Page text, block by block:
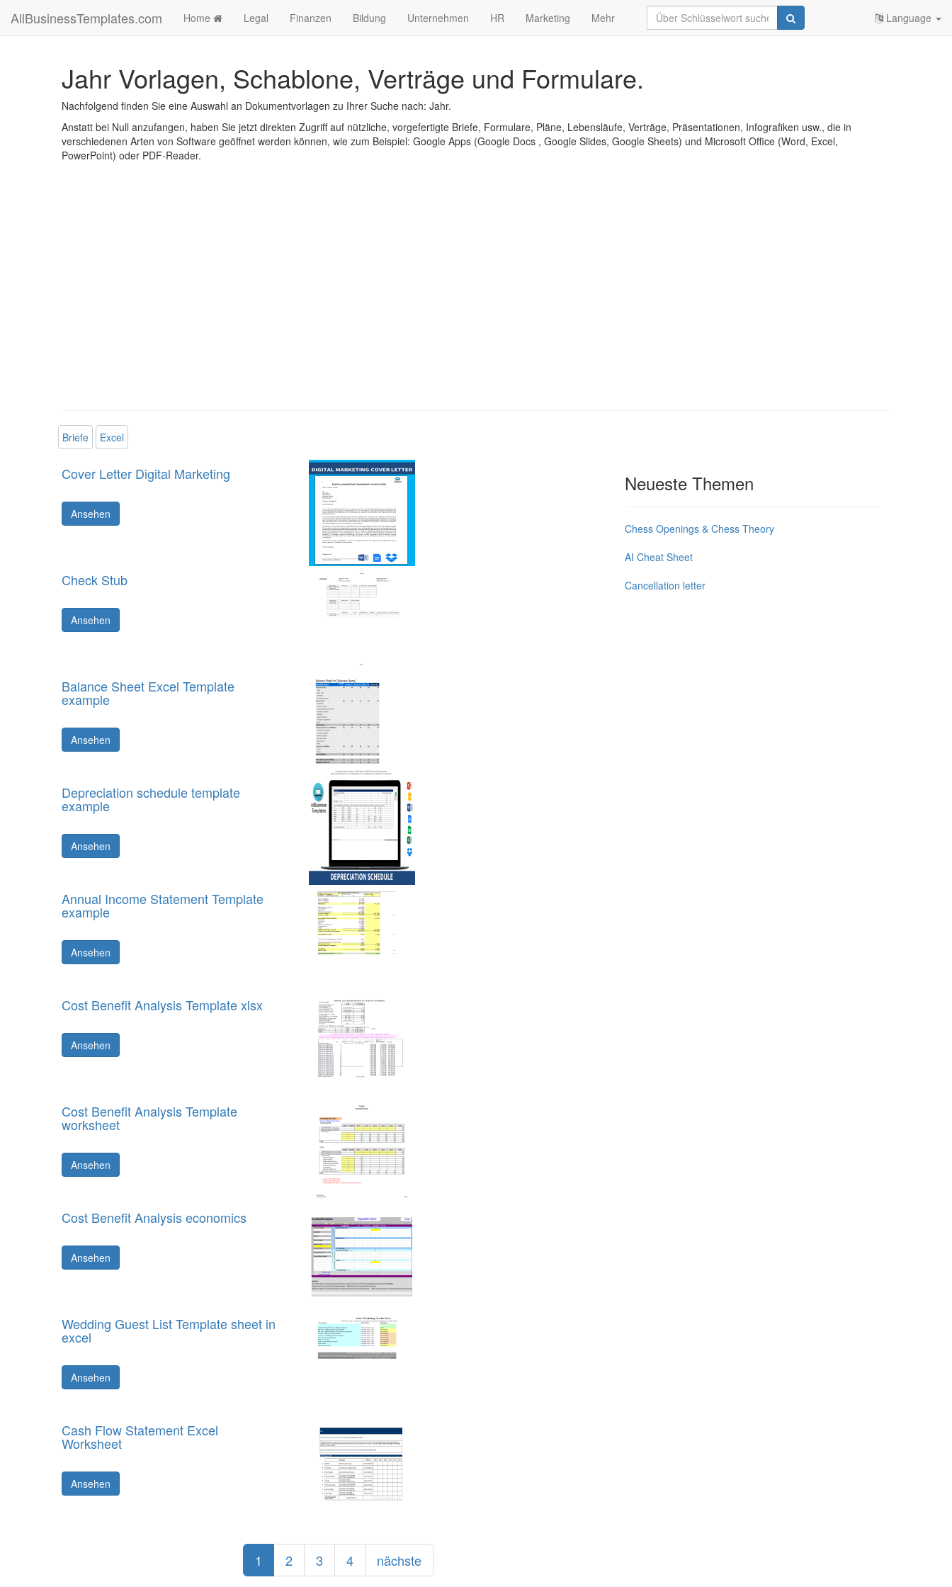
AllBusinessTemplates.com Home Legal Finanzen Bildung Unternehmen HR Marketing Mehr Language
Jahr Vorlagen, Schablone, Verträge und Formulare.
Nachfolgend finden Sie eine Auswahl an Dokumentvorlagen zu Ihrer Suche nach: Jahr.
Anstatt bei Null anzufangen, haben Sie jetzt direkten Zugriff auf nützliche, vorgefertigte Briefe, Formulare, Pläne, Lebensläufe, Verträge, Präsentationen, Infografiken usw., die in
verschiedenen Arten von Software geöffnet werden können, wie zum Beispiel: Google Apps (Google Docs , Google Slides, Google Sheets) und Microsoft Office (Word, Excel,
PowerPoint) oder PDF-Reader.
Briefe Excel
Cover Letter Digital Marketing
Ansehen
Check Stub
Ansehen
Balance Sheet Excel Template
example
Ansehen
Depreciation schedule template
example
Ansehen
Annual Income Statement Template
example
Ansehen
Cost Benefit Analysis Template xlsx
Ansehen
Cost Benefit Analysis Template
worksheet
Ansehen
Cost Benefit Analysis economics
Ansehen
Wedding Guest List Template sheet in
excel
Ansehen
Cash Flow Statement Excel
Worksheet
Ansehen
1 2 3 4 nächste
Neueste Themen
Chess Openings & Chess Theory
AI Cheat Sheet
Cancellation letter